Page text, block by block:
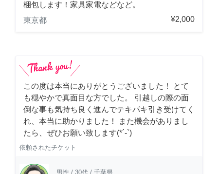
梱包します！家具家電などなど。
東京都
¥2,000
この度は本当にありがとうございました！ とて
も穏やかで真面目な方でした。 引越しの際の面
倒な事も気持ち良く進んでテキパキ引き受けてく
れ、本当に助かりました！ また機会がありまし
たら、ぜひお願い致します(*´-`)
依頼されたチケット
男性 / 30代 / 千葉県